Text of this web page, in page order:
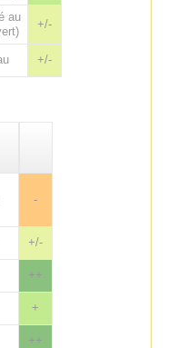
au
+/-
+/-
-
+/-
++
+
++